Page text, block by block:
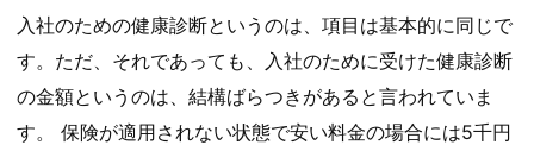
入社のための健康診断というのは、項目は基本的に同じで
す。ただ、それであっても、入社のために受けた健康診断
の金額というのは、結構ばらつきがあると言われていま
す。 保険が適用されない状態で安い料金の場合には5千円